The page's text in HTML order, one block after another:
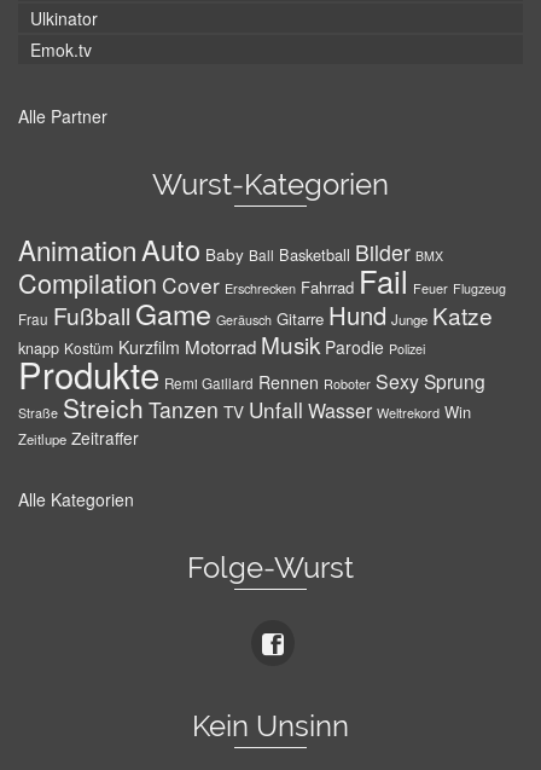
Ulkinator
Emok.tv
Alle Partner
Wurst-Kategorien
AnimationAuto Baby Ball Basketball Bilder BMX
Compilation Cover Erschrecken Fahrrad Fail Feuer Flugzeug
Frau Fußball Game Geräusch Gitarre Hund Junge Katze
knapp Kostüm Kurzfilm Motorrad Musik Parodie Polizei
Produkte Remi Gaillard Rennen Roboter SexySprung
Straße Streich Tanzen TV Unfall Wasser Weltrekord Win
Zeitlupe Zeitraffer
Alle Kategorien
Folge-Wurst
Kein Unsinn